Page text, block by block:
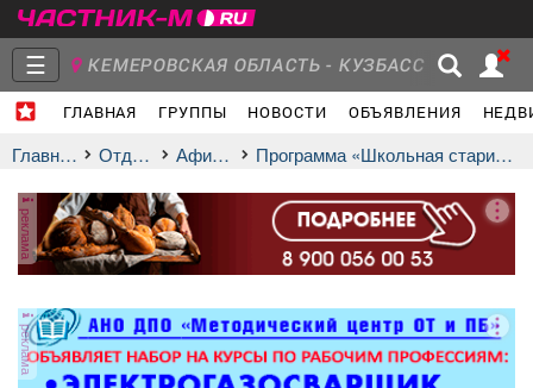
☰ КЕМЕРОВСКАЯ ОБЛАСТЬ - КУЗБАСС
ГЛАВНАЯ ГРУППЫ НОВОСТИ ОБЪЯВЛЕНИЯ
Объявления Недвижимость Услуги
Главная Отдых афиша Программа «Школьная старина»
реклама
реклама